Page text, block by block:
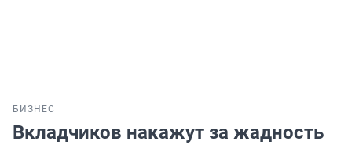
БИЗНЕС
Вкладчиков накажут за жадность